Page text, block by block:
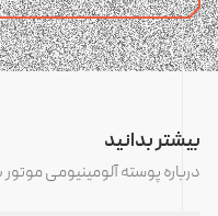
بیشتر بدانید
درباره پوسته آلومینیومی موتور